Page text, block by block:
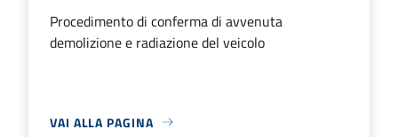
Procedimento di conferma di avvenuta
demolizione e radiazione del veicolo
VAI ALLA PAGINA